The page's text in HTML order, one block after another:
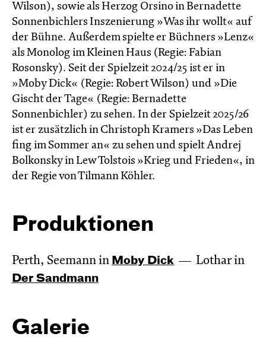
Wilson), sowie als Herzog Orsino in Bernadette
Sonnenbichlers Inszenierung »Was ihr wollt« auf
der Bühne. Außerdem spielte er Büchners »Lenz«
als Monolog im Kleinen Haus (Regie: Fabian
Rosonsky). Seit der Spielzeit 2024/25 ist er in
»Moby Dick« (Regie: Robert Wilson) und »Die
Gischt der Tage« (Regie: Bernadette
Sonnenbichler) zu sehen. In der Spielzeit 2025/26
ist er zusätzlich in Christoph Kramers »Das Leben
fing im Sommer an« zu sehen und spielt Andrej
Bolkonsky in Lew Tolstois »Krieg und Frieden«, in
der Regie von Tilmann Köhler.
Produktionen
Perth, Seemann in Moby Dick Lothar in
Der Sandmann
Galerie